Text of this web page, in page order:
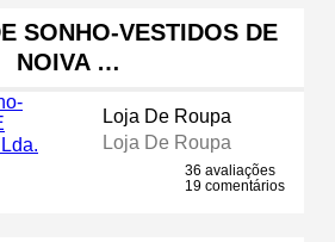
SONHO-VESTIDOS DE
NOIVA …
Loja De Roupa
Loja De Roupa
36 avaliações
19 comentários